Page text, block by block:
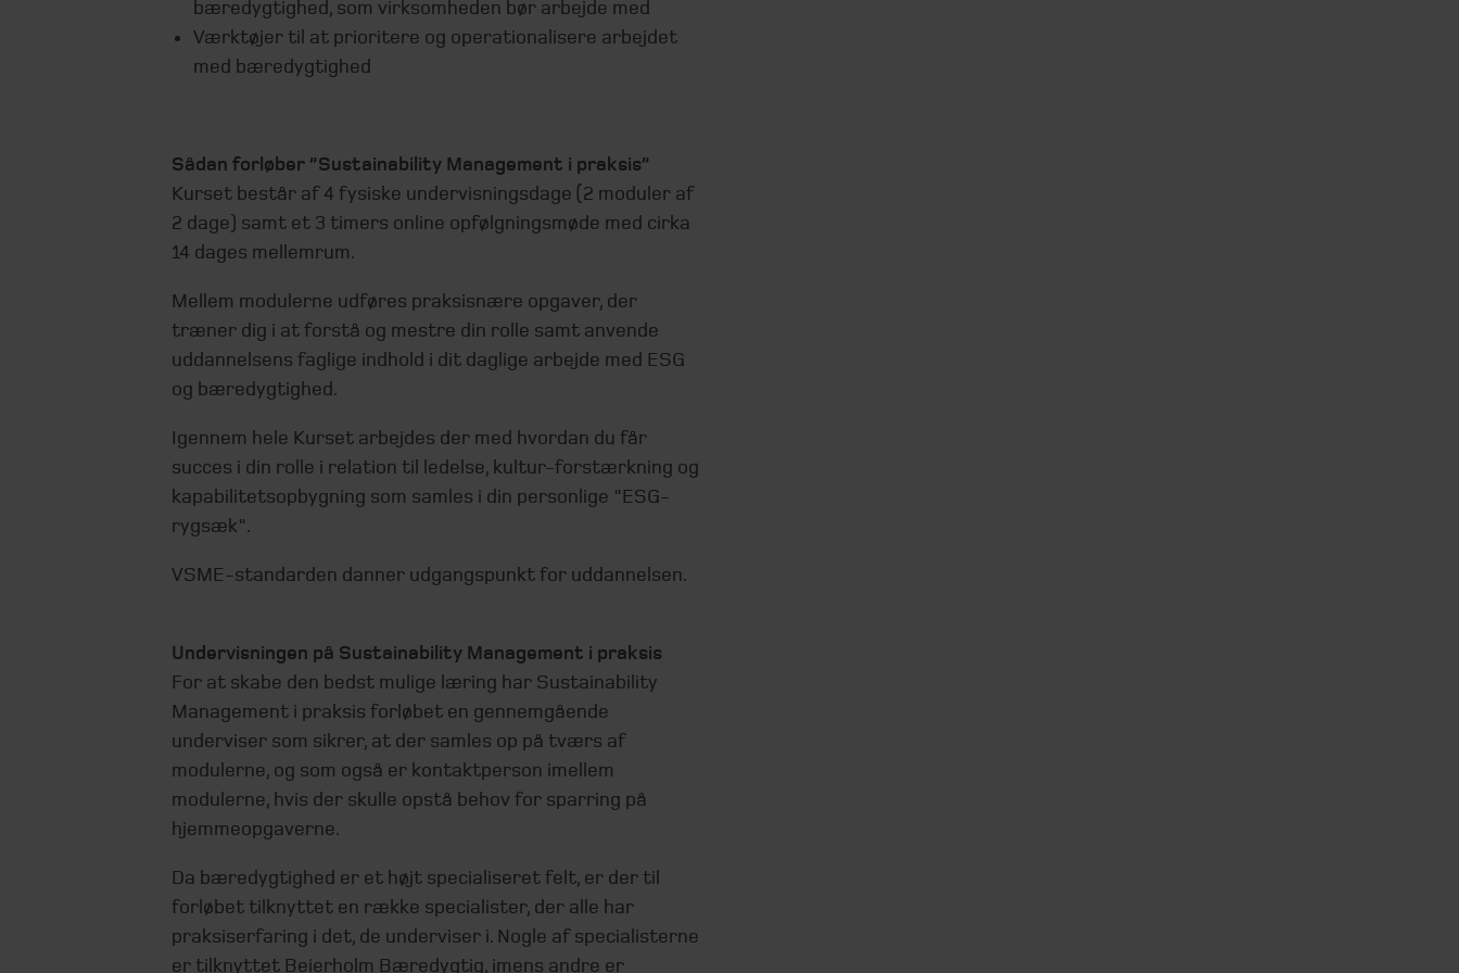
bæredygtighed, som virksomheden bør arbejde med
Værktøjer til at prioritere og operationalisere arbejdet
med bæredygtighed
Sådan forløber ”Sustainability Management i praksis”
Kurset består af 4 fysiske undervisningsdage (2 moduler af
2 dage) samt et 3 timers online opfølgningsmøde med cirka
14 dages mellemrum.
Mellem modulerne udføres praksisnære opgaver, der
træner dig i at forstå og mestre din rolle samt anvende
uddannelsens faglige indhold i dit daglige arbejde med ESG
og bæredygtighed.
Igennem hele Kurset arbejdes der med hvordan du får
succes i din rolle i relation til ledelse, kultur-forstærkning og
kapabilitetsopbygning som samles i din personlige "ESG-
rygsæk".
VSME-standarden danner udgangspunkt for uddannelsen.
Undervisningen på Sustainability Management i praksis
For at skabe den bedst mulige læring har Sustainability
Management i praksis forløbet en gennemgående
underviser som sikrer, at der samles op på tværs af
modulerne, og som også er kontaktperson imellem
modulerne, hvis der skulle opstå behov for sparring på
hjemmeopgaverne.
Da bæredygtighed er et højt specialiseret felt, er der til
forløbet tilknyttet en række specialister, der alle har
praksiserfaring i det, de underviser i. Nogle af specialisterne
er tilknyttet Beierholm Bæredygtig, imens andre er